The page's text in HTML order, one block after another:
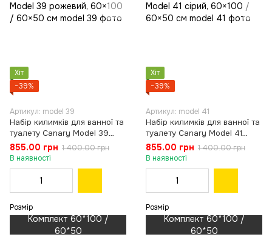
Хіт
−39%
Артикул: model 39
Набір килимків для ванної та
туалету Canary Model 39
рожевий, 60×100 / 60×50 см
855.00 грн 1 400.00 грн
В наявності
Розмір
Комплект 60*100 /
60*50
Хіт
−39%
Артикул: model 41
Набір килимків для ванної та
туалету Canary Model 41
сірий, 60×100 / 60×50 см
855.00 грн 1 400.00 грн
В наявності
Розмір
Комплект 60*100 /
60*50